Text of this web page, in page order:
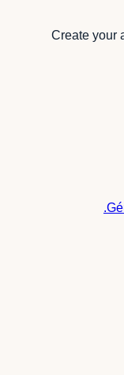
Create your